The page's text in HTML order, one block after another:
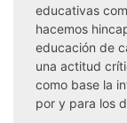
educativas
hacemos
educación de
una actitud
como base la
por y para los